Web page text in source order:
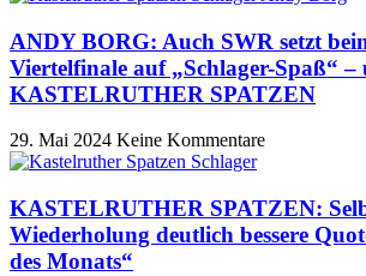
ANDY BORG: Auch SWR setzt
Viertelfinale auf „Schlager-Spaß“ –
KASTELRUTHER SPATZEN
29. Mai 2024 Keine Kommentare
KASTELRUTHER SPATZEN:
Wiederholung deutlich bessere
des Monats“